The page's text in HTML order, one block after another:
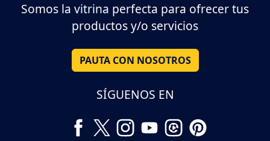
Somos la vitrina perfecta para ofrecer tus
productos y/o servicios
PAUTA CON NOSOTROS
SÍGUENOS EN